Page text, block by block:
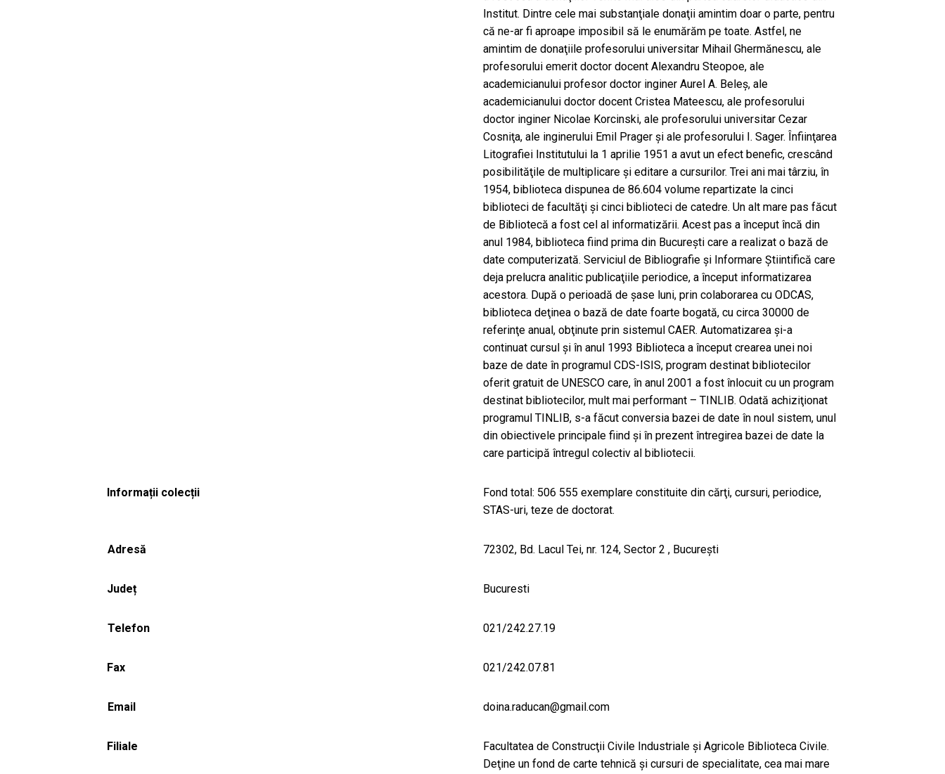
Institut. Dintre cele mai substanţiale donaţii amintim doar o parte, pentru
că ne-ar fi aproape imposibil să le enumărăm pe toate. Astfel, ne
amintim de donaţiile profesorului universitar Mihail Ghermănescu, ale
profesorului emerit doctor docent Alexandru Steopoe, ale
academicianului profesor doctor inginer Aurel A. Beleş, ale
academicianului doctor docent Cristea Mateescu, ale profesorului
doctor inginer Nicolae Korcinski, ale profesorului universitar Cezar
Cosniţa, ale inginerului Emil Prager şi ale profesorului I. Sager. Înfiinţarea
Litografiei Institutului la 1 aprilie 1951 a avut un efect benefic, crescând
posibilităţile de multiplicare şi editare a cursurilor. Trei ani mai târziu, în
1954, biblioteca dispunea de 86.604 volume repartizate la cinci
biblioteci de facultăţi şi cinci biblioteci de catedre. Un alt mare pas făcut
de Bibliotecă a fost cel al informatizării. Acest pas a început încă din
anul 1984, biblioteca fiind prima din Bucureşti care a realizat o bază de
date computerizată. Serviciul de Bibliografie şi Informare Ştiintifică care
deja prelucra analitic publicaţiile periodice, a început informatizarea
acestora. După o perioadă de şase luni, prin colaborarea cu ODCAS,
biblioteca deţinea o bază de date foarte bogată, cu circa 30000 de
referinţe anual, obţinute prin sistemul CAER. Automatizarea şi-a
continuat cursul şi în anul 1993 Biblioteca a început crearea unei noi
baze de date în programul CDS-ISIS, program destinat bibliotecilor
oferit gratuit de UNESCO care, în anul 2001 a fost înlocuit cu un program
destinat bibliotecilor, mult mai performant – TINLIB. Odată achiziţionat
programul TINLIB, s-a făcut conversia bazei de date în noul sistem, unul
din obiectivele principale fiind şi în prezent întregirea bazei de date la
care participă întregul colectiv al bibliotecii.
Informații colecții
Fond total: 506 555 exemplare constituite din cărţi, cursuri, periodice,
STAS-uri, teze de doctorat.
Adresă 72302, Bd. Lacul Tei, nr. 124, Sector 2 , Bucureşti
Județ Bucuresti
Telefon 021/242.27.19
Fax 021/242.07.81
Email doina.raducan@gmail.com
Filiale
Facultatea de Construcţii Civile Industriale şi Agricole Biblioteca Civile.
Deţine un fond de carte tehnică şi cursuri de specialitate, cea mai mare